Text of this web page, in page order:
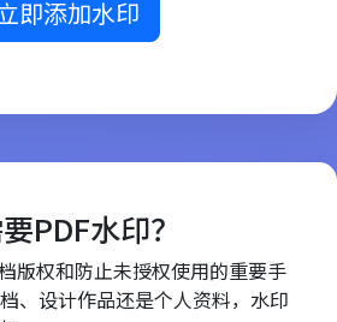
即添加水印
PDF水印？
版权和防止未授权使用的重要手
、设计作品还是个人资料，水印